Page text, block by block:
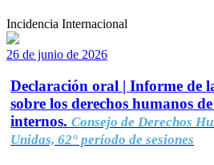
Incidencia Internacional
26 de junio de 2026
Declaración oral | Informe de
sobre los derechos humanos
internos. Consejo de Derechos
Unidas, 62° período de sesiones